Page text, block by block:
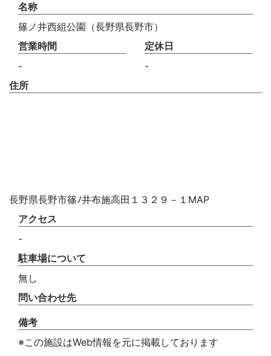
名称
篠ノ井西組公園（長野県長野市）
営業時間
-
定休日
-
住所
長野県長野市篠ﾉ井布施高田１３２９－１MAP
アクセス
-
駐車場について
無し
問い合わせ先
備考
※この施設はWeb情報を元に掲載しております